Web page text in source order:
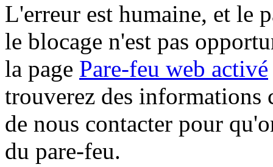
L'erreur est humaine, et le
le blocage n'est pas
la page Pare-feu web activé
trouverez des informations
de nous contacter pour
du pare-feu.